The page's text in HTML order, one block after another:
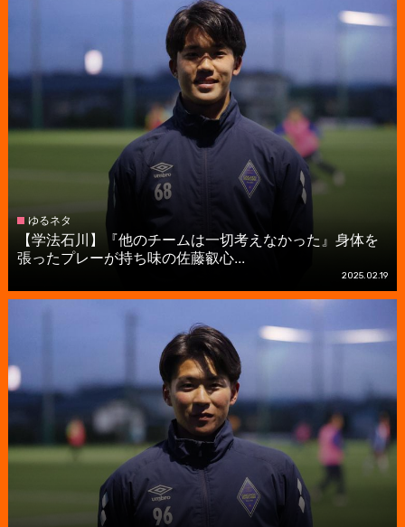
ゆるネタ
【学法石川】『他のチームは一切考えなかった』身体を
張ったプレーが持ち味の佐藤叡心...
2025.02.19